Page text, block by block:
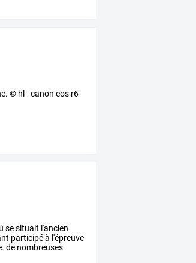
© hl - canon eos r6
sesituait l'ancien
participéà l'épreuve
de nombreuses